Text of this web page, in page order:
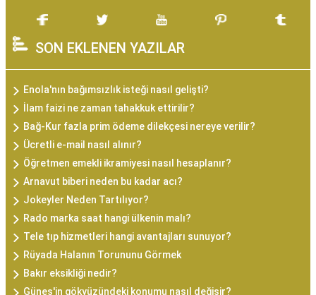
SON EKLENEN YAZILAR
Enola'nın bağımsızlık isteği nasıl gelişti?
İlam faizi ne zaman tahakkuk ettirilir?
Bağ-Kur fazla prim ödeme dilekçesi nereye verilir?
Ücretli e-mail nasıl alınır?
Öğretmen emekli ikramiyesi nasıl hesaplanır?
Arnavut biberi neden bu kadar acı?
Jokeyler Neden Tartılıyor?
Rado marka saat hangi ülkenin malı?
Tele tıp hizmetleri hangi avantajları sunuyor?
Rüyada Halanın Torununu Görmek
Bakır eksikliği nedir?
Güneş'in gökyüzündeki konumu nasıl değişir?